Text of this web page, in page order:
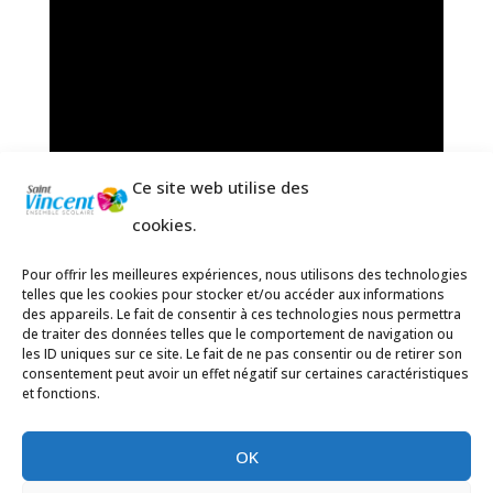
Ce site web utilise des
cookies.
Pour offrir les meilleures expériences, nous utilisons des technologies
telles que les cookies pour stocker et/ou accéder aux informations
des appareils. Le fait de consentir à ces technologies nous permettra
de traiter des données telles que le comportement de navigation ou
les ID uniques sur ce site. Le fait de ne pas consentir ou de retirer son
consentement peut avoir un effet négatif sur certaines caractéristiques
et fonctions.
OK